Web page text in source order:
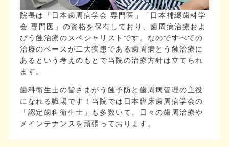
院長は「日本歯周病学会 専門医」「日本補綴歯科学
会 専門医」の資格を保有しており、歯周病治療およ
びう蝕治療のスペシャリストです。なのですべての
治療のベースが二大疾患である歯周病とう蝕治療に
あるという考えのもとで当院の治療方針は立てられ
ます。
歯科衛生士の皆さまがう蝕予防と歯周病管理の主役
になれる職場です！当院では日本臨床歯周病学会の
「認定歯科衛生士」も多数いて、日々の歯周治療や
メインテナンスを頑張っております。